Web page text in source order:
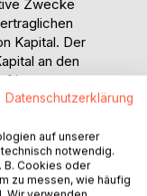
Zwecke
Kapital. Der
an den
ist ein Teil
werden
ist die
dass
Datenschutzerklärung
auf unserer
notwendig.
B. Cookies oder
zu messen, wie häufig